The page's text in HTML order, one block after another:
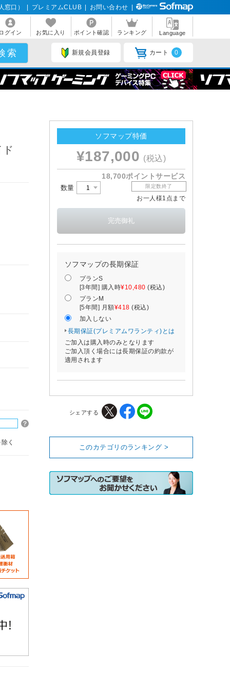
窓口） プレミアムCLUB お問い合わせ
ログイン お気に入り ポイント確認 ランキング Language
新規会員登録 カート 0
く
ソフマップ特価
¥187,000 (税込)
18,700ポイントサービス
数量 限定数終了
お一人様1点まで
ソフマップの長期保証
プランS
[3年間] 購入時¥10,480 (税込)
プランM
[5年間] 月額¥418 (税込)
加入しない
長期保証(プレミアムワランティ)とは
ご加入は購入時のみとなります
ご加入頂く場合には長期保証の約款が
適用されます
シェアする
このカテゴリのランキング >